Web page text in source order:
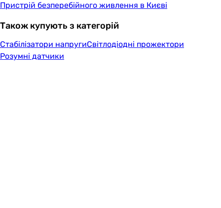
Пристрій безперебійного живлення в Києві
Також купують з категорій
Стабілізатори напругиСвітлодіодні прожектори
Розумні датчики